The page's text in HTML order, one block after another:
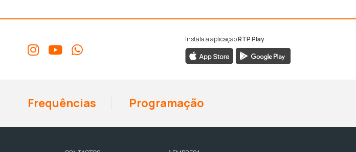
Instala a aplicaçãoRTP Play
Frequências Programação